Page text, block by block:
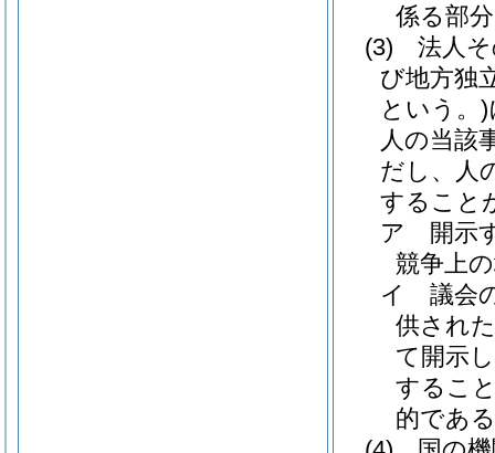
係る部分
(3)
法人
び地方独
という。)
人の当該
だし、人
すること
ア
開示
競争上
イ
議会
供され
て開示
するこ
的であ